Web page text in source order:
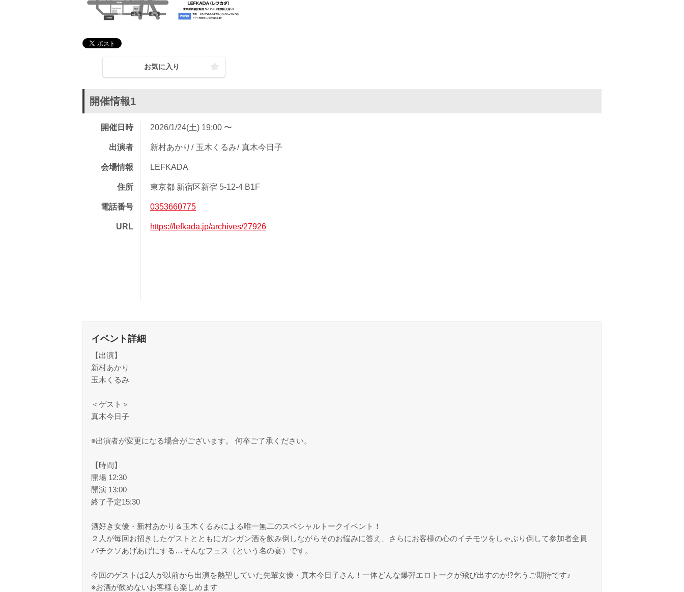
お気に入り
開催情報1
開催日時 2026/1/24(土) 19:00 〜
出演者 新村あかり 玉木くるみ 真木今日子
会場情報 LEFKADA
住所 東京都 新宿区新宿 5-12-4 B1F
電話番号 0353660775
URL https://lefkada.jp/archives/27926
イベント詳細
【出演】
新村あかり
玉木くるみ
＜ゲスト＞
真木今日子
※出演者が変更になる場合がございます。 何卒ご了承ください。
【時間】
開場 12:30
開演 13:00
終了予定15:30
酒好き女優・新村あかり＆玉木くるみによる唯一無二のスペシャルトークイベント！
２人が毎回お招きしたゲストとともにガンガン酒を飲み倒しながらそのお悩みに答え、さらにお客様の心のイチモツをしゃぶり倒して参加者全員
バチクソあげあげにする…そんなフェス（という名の宴）です。
今回のゲストは2人が以前から出演を熱望していた先輩女優・真木今日子さん！一体どんな爆弾エロトークが飛び出すのか⁉乞うご期待です♪
※お酒が飲めないお客様も楽しめます